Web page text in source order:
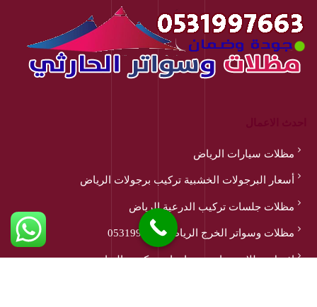
مظلات سيارات الرياض
أسعار البرجولات الخشبية تركيب برجولات الرياض
مظلات جلسات تركيب الدرعية الرياض
مظلات وسواتر الخرج الرياض 0531997663
افضل مظلات مدارس وجامعات تركيب بالرياض